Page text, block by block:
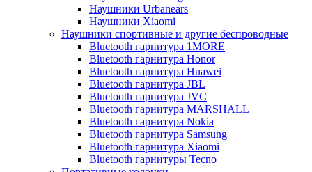
Наушники Urbanears
Наушники Xiaomi
Наушники спортивные и другие беспроводные
Bluetooth гарнитура 1MORE
Bluetooth гарнитура Honor
Bluetooth гарнитура Huawei
Bluetooth гарнитура JBL
Bluetooth гарнитура JVC
Bluetooth гарнитура MARSHALL
Bluetooth гарнитура Nokia
Bluetooth гарнитура Samsung
Bluetooth гарнитура Xiaomi
Bluetooth гарнитуры Tecno